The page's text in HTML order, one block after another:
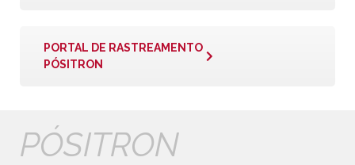
PORTAL DE RASTREAMENTO
PÓSITRON
PÓSITRON